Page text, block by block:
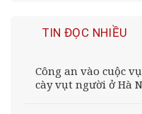
TIN ĐỌC NHIỀU
Công an vào cuộc
cày vụt người ở Hà